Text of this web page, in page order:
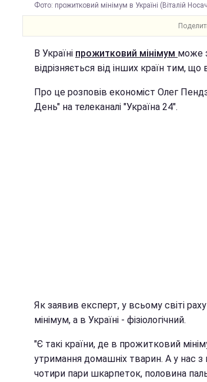
Фото: прожитковий мінімум в Україні (Віталій
В Україні прожитковий мінімум може
відрізняється від інших країн тим, що
Про це розповів економіст Олег
День" на телеканалі "Україна 24".
Як заявив експерт, у всьому світі
мінімум, а в Україні - фізіологічний.
"Є такі країни, де в прожитковий
утримання домашніх тварин. А у нас з
чотири пари шкарпеток, половина